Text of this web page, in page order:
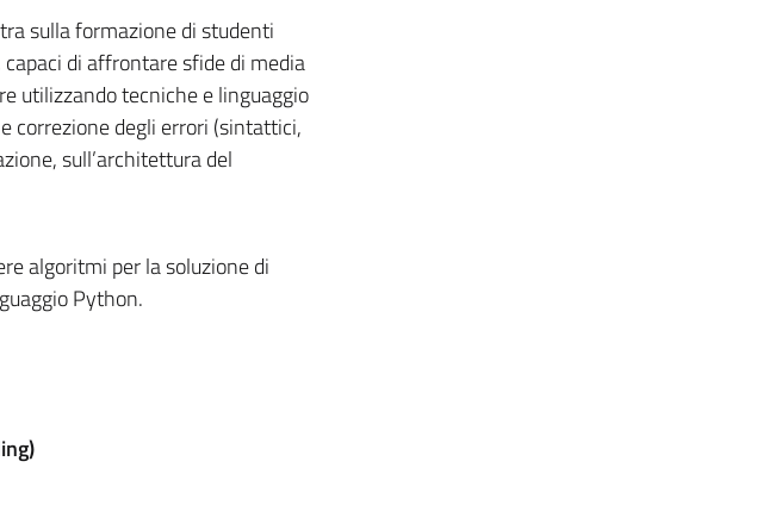
sulla formazione di studenti
di affrontare sfide di media
utilizzando tecniche e linguaggio
correzione degli errori (sintattici,
sull’architettura del
algoritmi per la soluzione di
Python.